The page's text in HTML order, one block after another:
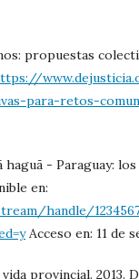
propuestas
para-retos-
- Paraguay:
en:
handle/
Acceso en: 11 de
provincial. 2013.